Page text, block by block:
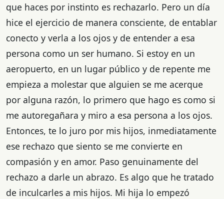
que haces por instinto es rechazarlo. Pero un día
hice el ejercicio de manera consciente, de entablar
conecto y verla a los ojos y de entender a esa
persona como un ser humano. Si estoy en un
aeropuerto, en un lugar público y de repente me
empieza a molestar que alguien se me acerque
por alguna razón, lo primero que hago es como si
me autoregañara y miro a esa persona a los ojos.
Entonces, te lo juro por mis hijos, inmediatamente
ese rechazo que siento se me convierte en
compasión y en amor. Paso genuinamente del
rechazo a darle un abrazo. Es algo que he tratado
de inculcarles a mis hijos. Mi hija lo empezó